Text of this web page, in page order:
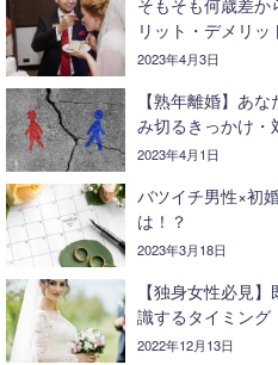
リット・デメリッ
2023年4月3日
【熟年離婚】あ
み切るきっかけ・
2023年4月1日
バツイチ男性×
は！？
2023年3月18日
【独身女性必見
識するタイミング
2022年12月13日